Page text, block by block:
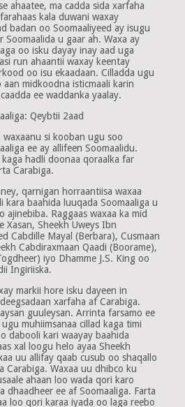
ahaatee, ma cadda sida xarfaha
kala duwani waxay
badan oo Soomaaliyeed ay isugu
Soomaalida u gaar ah. Waxa ay
oo isku dayay inay aad uga
run ahaantii waxay keentay
oo isu ekaadaan. Cilladda ugu
midkoodna isticmaali karin
ee waddanka yaalay.
Qeybtii 2aad
si kooban ugu soo
ee ay allifeen Soomaalidu.
hadli doonaa qoraalka far
Carabiga.
qarnigan horraantiisa waxaa
kara baahida luuqada Soomaaliga u
ajinebiba. Raggaas waxaa ka mid
Xasan, Sheekh Uweys Ibn
Cabdille Mayal (Berbara), Cusmaan
Cabdiraxmaan Qaadi (Boorame),
iyo Dhamme J.S. King oo
Ingiriiska.
markii hore isku dayeen in
xarfaha af Carabiga.
guuleysan. Arrinta farsamo ee
muhiimsanaa cillad kaga timi
dabooli kari waayay baahida
xal loogu helo ayaa Sheekh
uu allifay qaab cusub oo shaqallo
Carabiga. Waxaa uu dhibco ku
ahaan loo wada qori karo
dhaadheer ee af Soomaaliga. Farta
loo qori karaa iyada oo laga reebo